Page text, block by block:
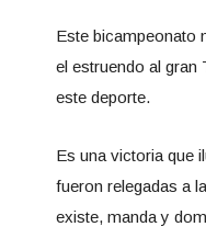
Este bicampeonato
el estruendo al gran
este deporte.
Es una victoria que
fueron relegadas a
existe, manda y